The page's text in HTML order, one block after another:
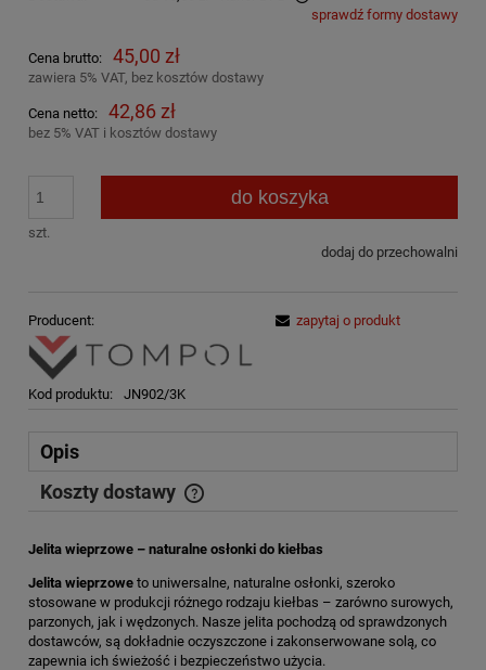
Cena nie zawiera ewentualnych kosztów płatnościsprawdź formy dostawy
Cena brutto: 45,00 zł
zawiera 5% VAT, bez kosztów dostawy
Cena netto: 42,86 zł
bez 5% VAT i kosztów dostawy
szt.
do koszyka
dodaj do przechowalni
Producent:
Kod produktu: JN902/3K
zapytaj o produkt
Opis
Koszty dostawy
Cena nie zawiera ewentualnych kosztów płatności
Jelita wieprzowe – naturalne osłonki do kiełbas
Jelita wieprzowe to uniwersalne, naturalne osłonki, szeroko
stosowane w produkcji różnego rodzaju kiełbas – zarówno surowych,
parzonych, jak i wędzonych. Nasze jelita pochodzą od sprawdzonych
dostawców, są dokładnie oczyszczone i zakonserwowane solą, co
zapewnia ich świeżość i bezpieczeństwo użycia.